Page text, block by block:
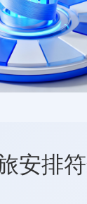
安排